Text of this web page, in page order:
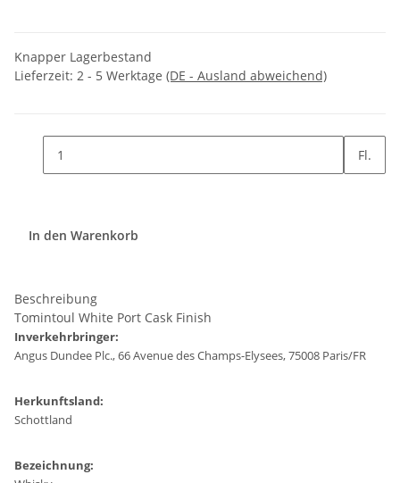
Knapper Lagerbestand
Lieferzeit: 2 - 5 Werktage (DE - Ausland abweichend)
Fl.
In den Warenkorb
Beschreibung
Tomintoul White Port Cask Finish
Inverkehrbringer:
Angus Dundee Plc., 66 Avenue des Champs-Elysees, 75008 Paris/FR
Herkunftsland:
Schottland
Bezeichnung: